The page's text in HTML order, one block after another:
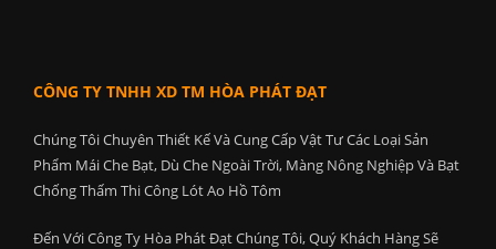
CÔNG TY TNHH XD TM HÒA PHÁT ĐẠT
Chúng Tôi Chuyên Thiết Kế Và Cung Cấp Vật Tư Các Loại Sản
Phẩm Mái Che Bạt, Dù Che Ngoài Trời, Màng Nông Nghiệp Và Bạt
Chống Thấm Thi Công Lót Ao Hồ Tôm
Đến Với Công Ty Hòa Phát Đạt Chúng Tôi, Quý Khách Hàng Sẽ